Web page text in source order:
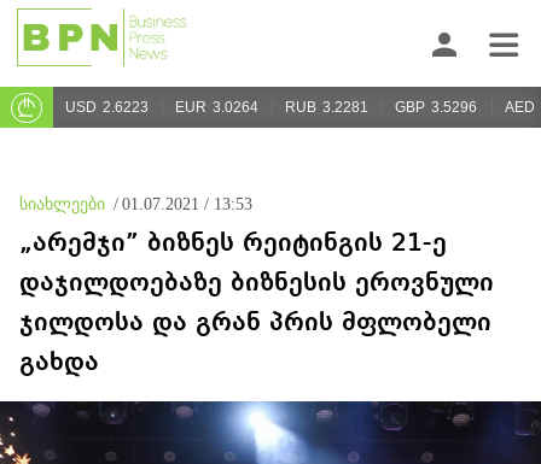
USD 2.6223 EUR 3.0264 RUB 3.2281 GBP 3.5296 AED
სიახლეები / 01.07.2021 / 13:53
„არემჯი” ბიზნეს რეიტინგის 21-ე
დაჯილდოებაზე ბიზნესის ეროვნული
ჯილდოსა და გრან პრის მფლობელი
გახდა